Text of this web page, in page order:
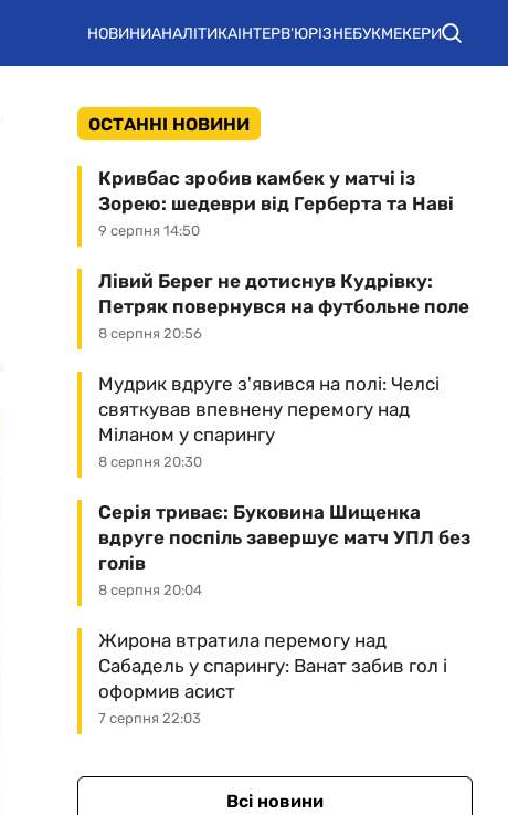
НОВИНИАНАЛІТИКАІНТЕРВ'ЮРІЗНЕБУКМЕКЕРИ
ОСТАННІ НОВИНИ
9 серпня 14:50
Кривбас зробив камбек у матчі із
Зорею: шедеври від Герберта та Наві
8 серпня 20:56
Лівий Берег не дотиснув Кудрівку:
Петряк повернувся на футбольне поле
8 серпня 20:30
Мудрик вдруге з'явився на полі: Челсі
святкував впевнену перемогу над
Міланом у спарингу
8 серпня 20:04
Серія триває: Буковина Шищенка
вдруге поспіль завершує матч УПЛ без
голів
7 серпня 22:03
Жирона втратила перемогу над
Сабадель у спарингу: Ванат забив гол і
оформив асист
Всі новини